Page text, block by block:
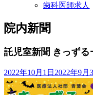
歯科医師求人
院内新聞
託児室新聞 きっずる
2022年10月1日 2022年9月